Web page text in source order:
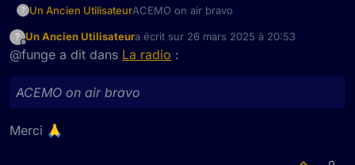
? Un Ancien UtilisateurACEMO on air bravo
?
Hors-ligne
Un Ancien Utilisateura écrit sur 26 mars 2025 à 20:53
dernière édition par
@funge a dit dans La radio :
ACEMO on air bravo
Merci 🙏